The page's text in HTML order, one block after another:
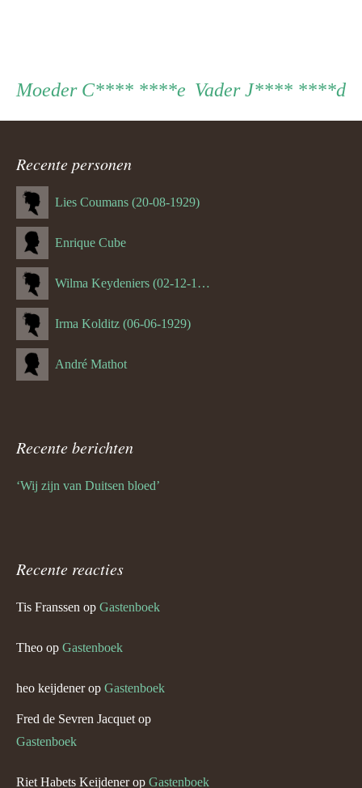
Persoon
ouder
navigatie
VaderVader
J**** ****d
Moeder Moeder
C**** ****e
Recente personen
Lies Coumans (20-08-1929)
Enrique Cube
Wilma Keydeniers (02-12-1953)
Irma Kolditz (06-06-1929)
André Mathot
Recente berichten
‘Wij zijn van Duitsen bloed’
Recente reacties
Tis Franssen op Gastenboek
Theo op Gastenboek
heo keijdenerop Gastenboek
Fred de Sevren Jacquet op
Gastenboek
Riet Habets Keijdenerop Gastenboek